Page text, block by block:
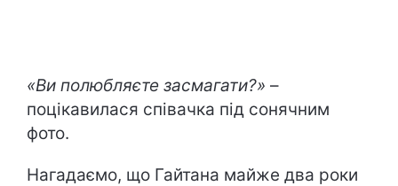
«Ви полюбляєте засмагати?» –
поцікавилася співачка під сонячним
фото.
Нагадаємо, що Гайтана майже два роки